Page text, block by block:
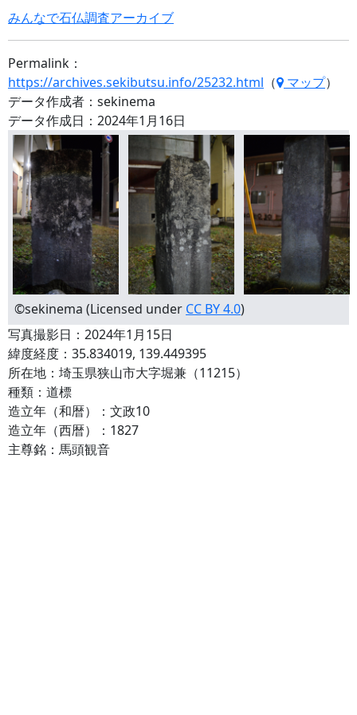
みんなで石仏調査アーカイブ
Permalink：
https://archives.sekibutsu.info/25232.html （ マップ）
データ作成者：sekinema
データ作成日：2024年1月16日
©sekinema (Licensed under CC BY 4.0)
写真撮影日：2024年1月15日
緯度経度：35.834019, 139.449395
所在地：埼玉県狭山市大字堀兼（11215）
種類：道標
造立年（和暦）：文政10
造立年（西暦）：1827
主尊銘：馬頭観音